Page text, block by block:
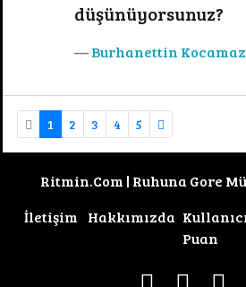
düşünüyorsunuz?
Burhanettin Kocamaz
1 2 3 4 5
Ritmin.Com | Ruhuna Gore
İletişim
Hakkımızda
Puan